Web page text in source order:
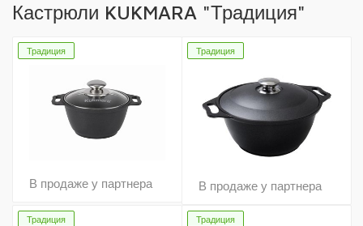
Кастрюли KUKMARA "Традиция"
Традиция
В продаже у партнера
Традиция
В продаже у партнера
Традиция Традиция